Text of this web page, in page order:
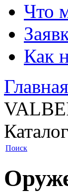
Что
Как
Главная
Поиск